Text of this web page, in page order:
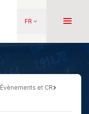
FR keyboard_arrow_down menu
Évènements et CR